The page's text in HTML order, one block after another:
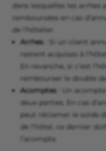
dans lesquelles les
remboursées en cas
de l’hôtelier.
Arrhes : Si un client
restent acquises à
En revanche, si c’est
rembourser le double
Acomptes : Un
deux parties. En cas
peut réclamer le solde
de l’hôtel, ce dernier
l’acompte.